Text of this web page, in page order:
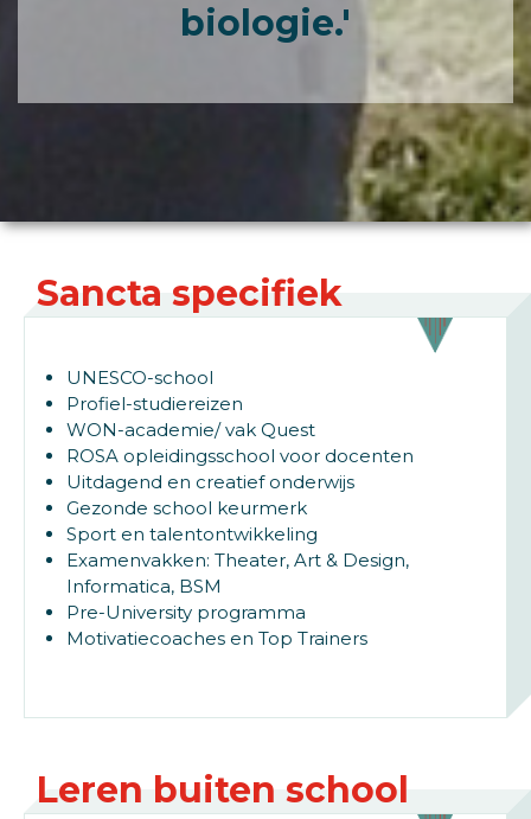
biologie.'
Sancta specifiek
UNESCO-school
Profiel-studiereizen
WON-academie/ vak Quest
ROSA opleidingsschool voor docenten
Uitdagend en creatief onderwijs
Gezonde school keurmerk
Sport en talentontwikkeling
Examenvakken: Theater, Art & Design,
Informatica, BSM
Pre-University programma
Motivatiecoaches en Top Trainers
Leren buiten school